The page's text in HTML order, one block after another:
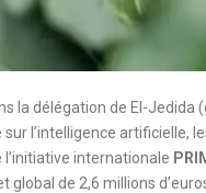
la délégation de El-
sur l’intelligence artificielle,
internationale
global de 2,6 millions